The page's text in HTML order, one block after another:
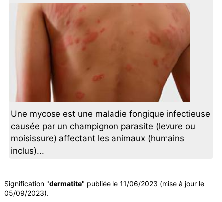
Une mycose est une maladie fongique infectieuse
causée par un champignon parasite (levure ou
moisissure) affectant les animaux (humains
inclus)...
Signification "dermatite" publiée le 11/06/2023 (mise à jour le
05/09/2023).